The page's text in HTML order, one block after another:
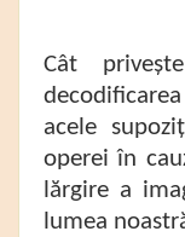
Cât
acele
operei în
lărgire a
lumea